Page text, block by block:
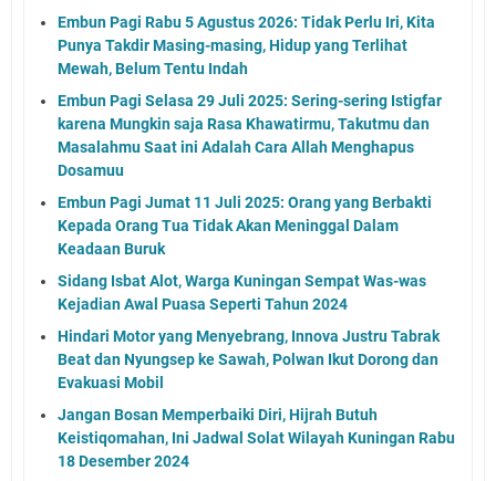
Embun Pagi Rabu 5 Agustus 2026: Tidak Perlu Iri, Kita
Punya Takdir Masing-masing, Hidup yang Terlihat
Mewah, Belum Tentu Indah
Embun Pagi Selasa 29 Juli 2025: Sering-sering Istigfar
karena Mungkin saja Rasa Khawatirmu, Takutmu dan
Masalahmu Saat ini Adalah Cara Allah Menghapus
Dosamuu
Embun Pagi Jumat 11 Juli 2025: Orang yang Berbakti
Kepada Orang Tua Tidak Akan Meninggal Dalam
Keadaan Buruk
Sidang Isbat Alot, Warga Kuningan Sempat Was-was
Kejadian Awal Puasa Seperti Tahun 2024
Hindari Motor yang Menyebrang, Innova Justru Tabrak
Beat dan Nyungsep ke Sawah, Polwan Ikut Dorong dan
Evakuasi Mobil
Jangan Bosan Memperbaiki Diri, Hijrah Butuh
Keistiqomahan, Ini Jadwal Solat Wilayah Kuningan Rabu
18 Desember 2024